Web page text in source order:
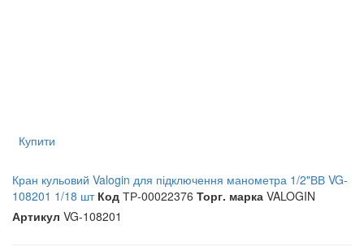
Купити
Кран кульовий Valogin для підключення манометра 1/2"ВВ VG-
108201 1/18 шт Код ТР-00022376 Торг. марка VALOGIN
Артикул VG-108201